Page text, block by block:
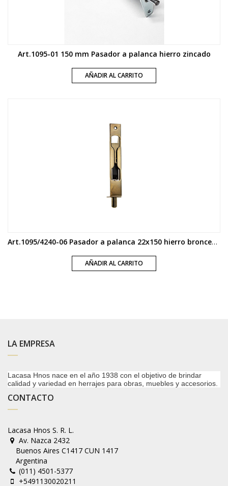
Art.1095-01 150 mm Pasador a palanca hierro zincado
AÑADIR AL CARRITO
Art.1095/4240-06 Pasador a palanca 22x150 hierro bronceado
AÑADIR AL CARRITO
LA EMPRESA
Lacasa Hnos nace en el año 1938 con el objetivo de brindar
calidad y variedad en herrajes para obras, muebles y accesorios.
CONTACTO
Lacasa Hnos S. R. L.
Av. Nazca 2432
Buenos Aires C1417 CUN 1417
Argentina
(011) 4501-5377
+5491130020211